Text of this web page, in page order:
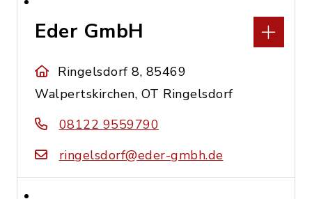
Eder GmbH
Ringelsdorf 8, 85469
Walpertskirchen, OT Ringelsdorf
08122 9559790
ringelsdorf@eder-gmbh.de